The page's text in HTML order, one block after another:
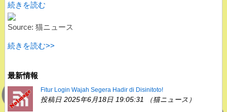
続きを読む
Source: 猫ニュース
続きを読む>>
最新情報
Fitur Login Wajah Segera Hadir di Disinitoto!
投稿日 2025年6月18日 19:05:31 （猫ニュース）